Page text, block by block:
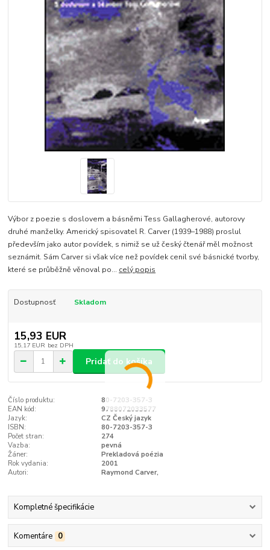
Výbor z poezie s doslovem a básněmi Tess Gallagherové, autorovy
druhé manželky. Americký spisovatel R. Carver (1939–1988) proslul
především jako autor povídek, s nimiž se už český čtenář měl možnost
seznámit. Sám Carver si však více než povídek cenil své básnické tvorby,
které se průběžně věnoval po... celý popis
Dostupnosť Skladom
15,93 EUR
15,17 EUR bez DPH
Pridať do košíka
Číslo produktu:
80-7203-357-3
EAN kód:
9788072033577
Jazyk:
CZ Český jazyk
ISBN:
80-7203-357-3
Počet stran:
274
Vazba:
pevná
Žáner:
Prekladová poézia
Rok vydania:
2001
Autori:
Raymond Carver,
Kompletné špecifikácie
Komentáre 0